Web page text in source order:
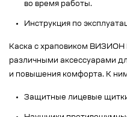
во время работы.
Инструкция по
Каска с храповиком ВИЗИОН
различными аксессуарами
и повышения комфорта. К
Защитные лицевые